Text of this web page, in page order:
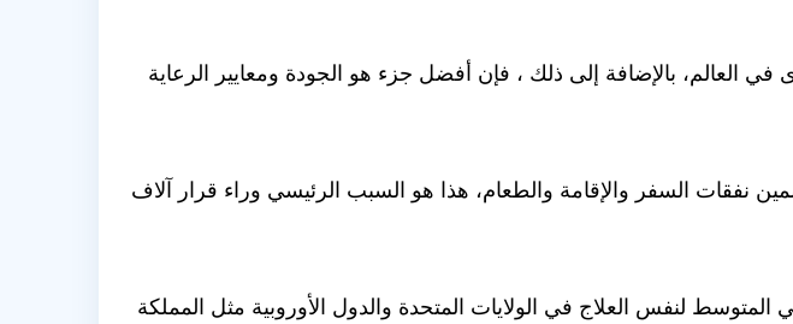
في العالم، بالإضافة إلى ذلك ، فإن أفضل جزء هو الجودة ومعايير الرعاية
نفقات السفر والإقامة والطعام، هذا هو السبب الرئيسي وراء قرار آلاف
أكثر) مما ينفقه المريض في المتوسط ​​لنفس العلاج في الولايات المتحدة والدول الأوروبية مثل المملكة